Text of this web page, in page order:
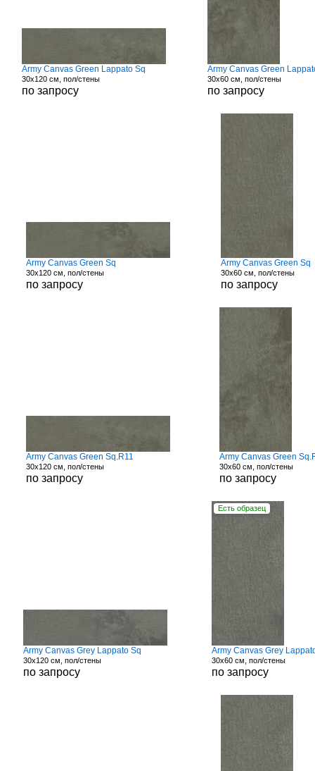
Army Canvas Green Lappato Sq
30x120 см, пол/стены
по запросу
Army Canvas Green
30x60 см, пол/стены
по запросу
Army Canvas Green Sq
30x120 см, пол/стены
по запросу
Army Canvas Green Sq
30x60 см, пол/стены
по запросу
Army Canvas Green Sq.R11
30x120 см, пол/стены
по запросу
Army Canvas Green
30x60 см, пол/стены
по запросу
Army Canvas Grey Lappato Sq
30x120 см, пол/стены
по запросу
Есть образец
Army Canvas Grey
30x60 см, пол/стены
по запросу